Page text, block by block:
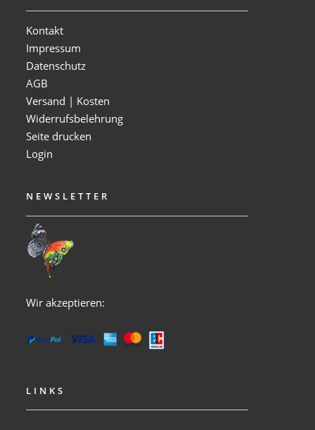
Kontakt
Impressum
Datenschutz
AGB
Versand | Kosten
Widerrufsbelehrung
Seite drucken
Login
NEWSLETTER
Wir akzeptieren:
LINKS